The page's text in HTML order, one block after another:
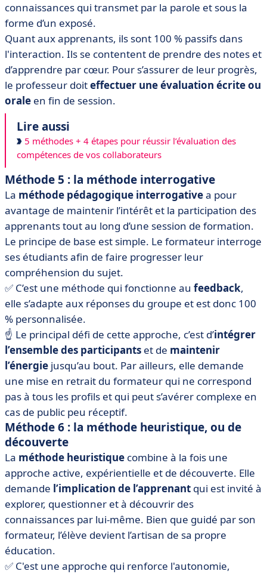
connaissances qui transmet par la parole et sous la
forme d’un exposé.
Quant aux apprenants, ils sont 100 % passifs dans
l'interaction. Ils se contentent de prendre des notes et
d’apprendre par cœur. Pour s’assurer de leur progrès,
le professeur doiteffectuer une évaluation écrite ou
orale en fin de session.
Lire aussi
5 méthodes + 4 étapes pour réussir l’évaluation des
compétences de vos collaborateurs
Méthode 5 : la méthode interrogative
La méthode pédagogique interrogativea pour
avantage de maintenir l’intérêt et la participation des
apprenants tout au long d’une session de formation.
Le principe de base est simple. Le formateur interroge
ses étudiants afin de faire progresser leur
compréhension du sujet.
✅ C’est une méthode qui fonctionne au feedback,
elle s’adapte aux réponses du groupe et est donc 100
% personnalisée.
☝️ Le principal défi de cette approche, c’est d’intégrer
l’ensemble des participants et de maintenir
l’énergie jusqu’au bout. Par ailleurs, elle demande
une mise en retrait du formateur qui ne correspond
pas à tous les profils et qui peut s’avérer complexe en
cas de public peu réceptif.
Méthode 6 : la méthode heuristique, ou de
découverte
La méthode heuristique combine à la fois une
approche active, expérientielle et de découverte. Elle
demande l’implication de l’apprenant qui est invité à
explorer, questionner et à découvrir des
connaissances par lui-même. Bien que guidé par son
formateur, l’élève devient l’artisan de sa propre
éducation.
✅ C'est une approche qui renforce l'autonomie,